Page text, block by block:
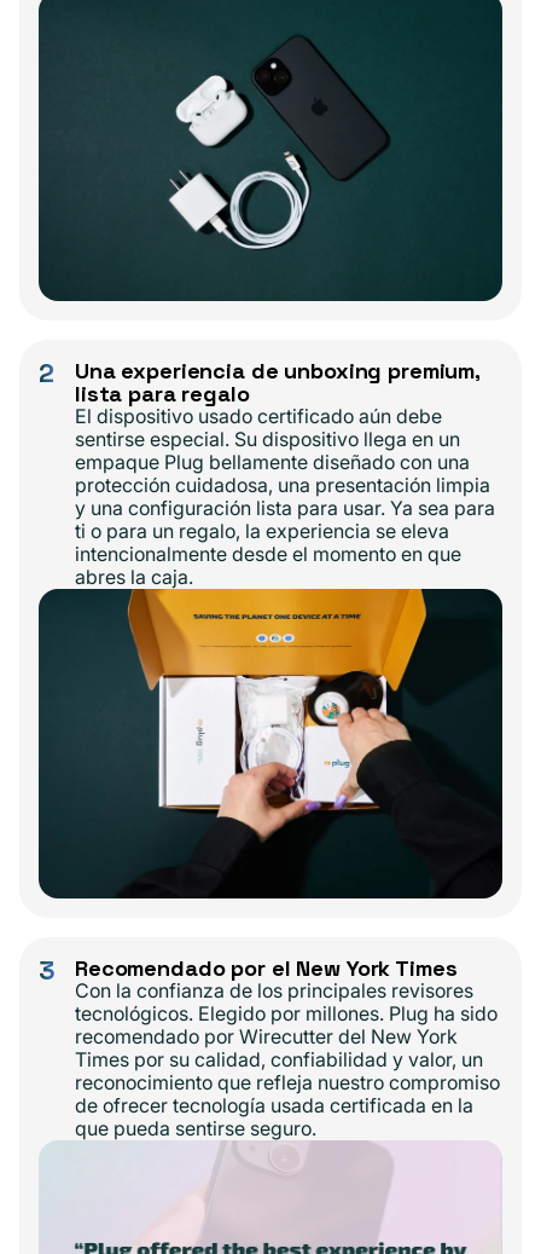
2
Una experiencia de unboxing premium,
lista para regalo
El dispositivo usado certificado aún debe
sentirse especial. Su dispositivo llega en un
empaque Plug bellamente diseñado con una
protección cuidadosa, una presentación limpia
y una configuración lista para usar. Ya sea para
ti o para un regalo, la experiencia se eleva
intencionalmente desde el momento en que
abres la caja.
3 Recomendado por el New York Times
Con la confianza de los principales revisores
tecnológicos. Elegido por millones. Plug ha sido
recomendado por Wirecutter del New York
Times por su calidad, confiabilidad y valor, un
reconocimiento que refleja nuestro compromiso
de ofrecer tecnología usada certificada en la
que pueda sentirse seguro.